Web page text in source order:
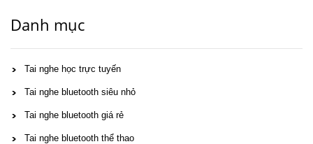
Danh mục
Tai nghe học trực tuyến
Tai nghe bluetooth siêu nhỏ
Tai nghe bluetooth giá rẻ
Tai nghe bluetooth thể thao